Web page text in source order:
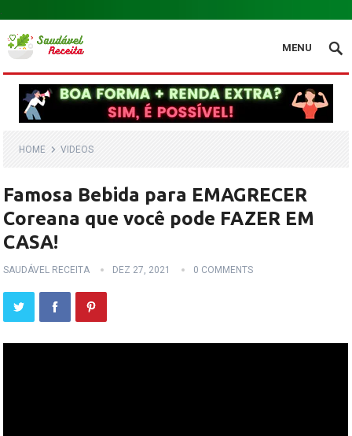
.
MENU
HOME VIDEOS
Famosa Bebida para EMAGRECER
Coreana que você pode FAZER EM
CASA!
SAUDÁVEL RECEITA DEZ 27, 2021 0 COMMENTS